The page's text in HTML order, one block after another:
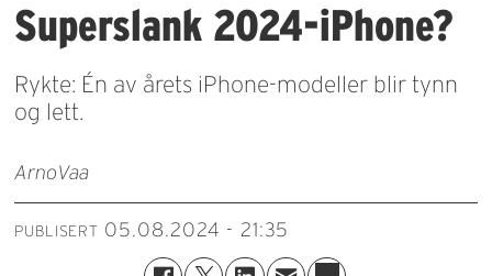
Superslank 2024-iPhone?
Rykte: Én av årets iPhone-modeller blir tynn
og lett.
ArnoVaa
PUBLISERT 05.08.2024 - 21:35